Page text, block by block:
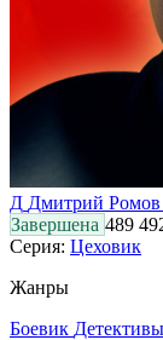
Д Дмитрий Ромов
Завершена 489
Серия: Цеховик
Жанры
Боевик Детективы